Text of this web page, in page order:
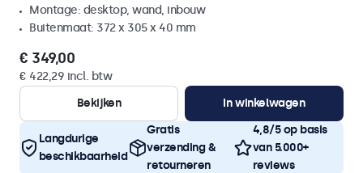
Montage: desktop, wand, inbouw
Buitenmaat: 372 x 305 x 40 mm
€ 349,00
€ 422,29 incl. btw
Bekijken
In winkelwagen
Langdurige
beschikbaarheid
Gratis
verzending &
retourneren
4,8/5 op basis
van 5.000+
reviews